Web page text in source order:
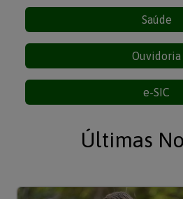
Saúde
Ouvidoria
e-SIC
Últimas